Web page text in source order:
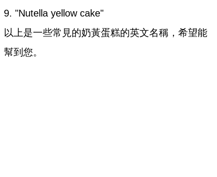
9. "Nutella yellow cake"
以上是一些常見的奶黃蛋糕的英文名稱，希望能
幫到您。